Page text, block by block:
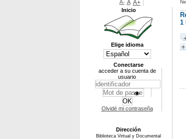
1
A- A A+
Inicio
Elige idioma
Conectarse
acceder a su cuenta de
usuario
Olvidé mi contraseña
Dirección
Biblioteca Virtual y Documental